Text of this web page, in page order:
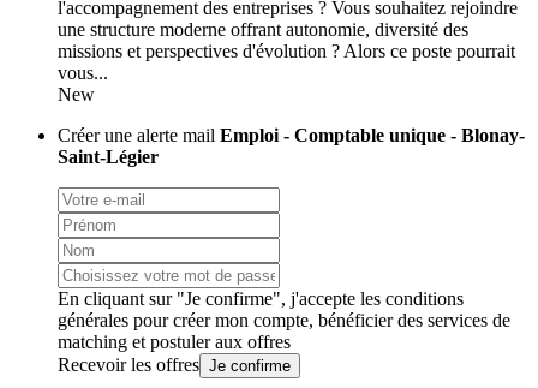
l'accompagnement des entreprises ? Vous souhaitez rejoindre
une structure moderne offrant autonomie, diversité des
missions et perspectives d'évolution ? Alors ce poste pourrait
vous...
New
Créer une alerte mail Emploi - Comptable unique - Blonay-
Saint-Légier
En cliquant sur "Je confirme", j'accepte les conditions
générales pour créer mon compte, bénéficier des services de
matching et postuler aux offres
Recevoir les offres Je confirme